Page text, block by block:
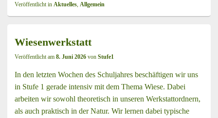
Veröffentlicht in Aktuelles, Allgemein
Wiesenwerkstatt
Veröffentlicht am 8. Juni 2026 von Stufe1
In den letzten Wochen des Schuljahres beschäftigen wir uns
in Stufe 1 gerade intensiv mit dem Thema Wiese. Dabei
arbeiten wir sowohl theoretisch in unseren Werkstattordnern,
als auch praktisch in der Natur. Wir lernen dabei typische